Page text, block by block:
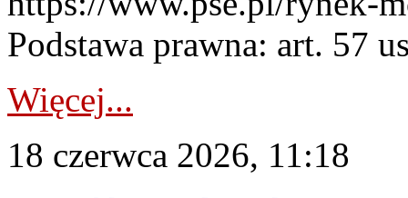
Podstawa prawna: art. 57
Więcej...
18 czerwca 2026, 11:18